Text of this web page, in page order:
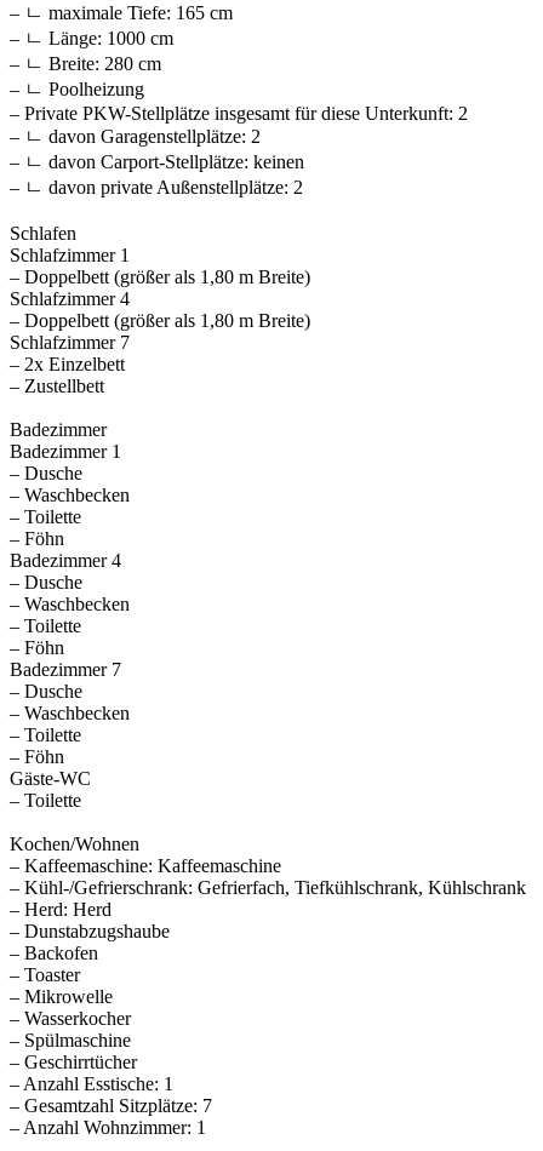
– ㄴ maximale Tiefe: 165 cm
– ㄴ Länge: 1000 cm
– ㄴ Breite: 280 cm
– ㄴ Poolheizung
– Private PKW-Stellplätze insgesamt für diese Unterkunft: 2
– ㄴ davon Garagenstellplätze: 2
– ㄴ davon Carport-Stellplätze: keinen
– ㄴ davon private Außen­stellplätze: 2
Schlafen
Schlafzimmer 1
– Doppelbett (größer als 1,80 m Breite)
Schlafzimmer 4
– Doppelbett (größer als 1,80 m Breite)
Schlafzimmer 7
– 2x Einzelbett
– Zustellbett
Badezimmer
Badezimmer 1
– Dusche
– Waschbecken
– Toilette
– Föhn
Badezimmer 4
– Dusche
– Waschbecken
– Toilette
– Föhn
Badezimmer 7
– Dusche
– Waschbecken
– Toilette
– Föhn
Gäste-WC
– Toilette
Kochen/Wohnen
– Kaffeemaschine: Kaffeemaschine
– Kühl-/Gefrierschrank: Gefrierfach, Tiefkühlschrank, Kühlschrank
– Herd: Herd
– Dunstabzugshaube
– Backofen
– Toaster
– Mikrowelle
– Wasserkocher
– Spülmaschine
– Geschirrtücher
– Anzahl Esstische: 1
– Gesamtzahl Sitzplätze: 7
– Anzahl Wohnzimmer: 1